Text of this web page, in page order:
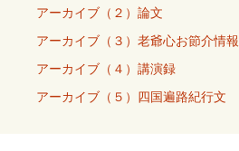
アーカイブ（２）論文
アーカイブ（３）老爺心お節介情報
アーカイブ（４）講演録
アーカイブ（５）四国遍路紀行文